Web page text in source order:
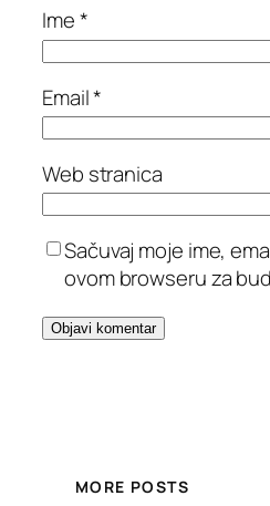
Ime*
Email*
Web stranica
Sačuvaj moje ime,
ovom browseru za
MORE POSTS